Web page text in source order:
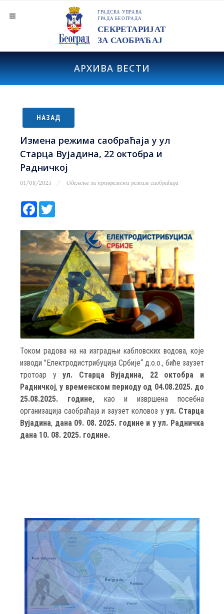
АРХИВА ВЕСТИ
НАЗАД
Измена режима саобраћаја у ул
Старца Вујадина, 22 октобра и
Радничкој
01/08/2025 Одељење за привремени режим саобраћаја
Facebook
Током радова на на изградњи кабловских водова, које
изводи "Електродистрибуција Србије“ д.о.о., биће заузет
тротоар уул. Старца Вујадина,
22 октобра и
Радничкој, у временском периоду од 04.08.2025. до
25.08.2025. године, као и извршена посебна
организација саобраћаја и заузет коловоз уул. Старца
Вујадина, дана 09. 08. 2025. године и у ул. Радничка
дана 10. 08. 2025. године.